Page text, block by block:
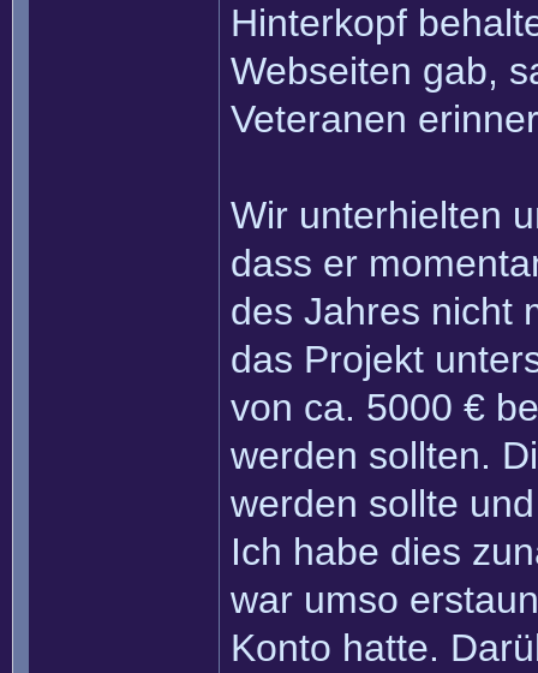
Hinterkopf
Webseiten gab,
Veteranen
Wir unterhielten
dass er
des Jahres nicht
das Projekt
von ca. 5000 €
werden sollten.
werden sollte
Ich habe dies
war umso
Konto hatte.